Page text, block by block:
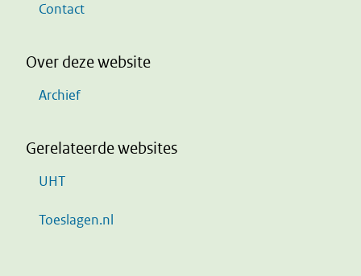
Contact
Over deze website
Archief
Gerelateerde websites
UHT
Toeslagen.nl